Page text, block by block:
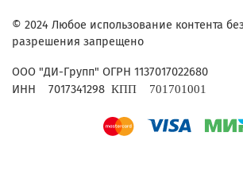
© 2024 Любое использование контента
разрешения запрещено
ООО "ДИ-Групп" ОГРН 1137017022680
ИНН
7017341298 КПП 701701001